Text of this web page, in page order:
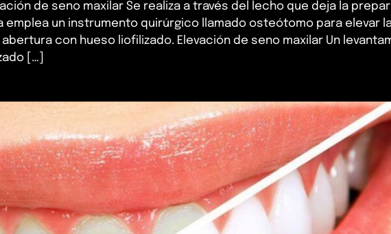
de seno maxilar Se realiza a través del lecho que deja la
emplea un instrumento quirúrgico llamado osteótomo para elevar
con hueso liofilizado. Elevación de seno maxilar Un
[…]